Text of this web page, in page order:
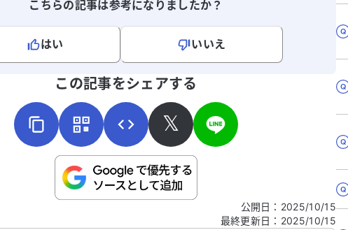
こちらの記事は参考になりましたか？
はい
いいえ
専用のフォームです。氏名やご自身の病気の詳細などの個人情報は入れないでくだ
この記事をシェアする
𝕏
公開日 ： 2025/10/15
最終更新日 ： 2025/10/15